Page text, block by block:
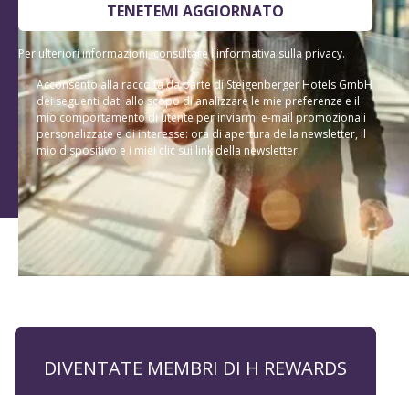
TENETEMI AGGIORNATO
Per ulteriori informazioni, consultarel'informativa sulla privacy.
Acconsento alla raccolta da parte di Steigenberger Hotels GmbH
dei seguenti dati allo scopo di analizzare le mie preferenze e il
mio comportamento di utente per inviarmi e-mail promozionali
personalizzate e di interesse: ora di apertura della newsletter, il
mio dispositivo e i miei clic sui link della newsletter.
DIVENTATE MEMBRI DI H REWARDS